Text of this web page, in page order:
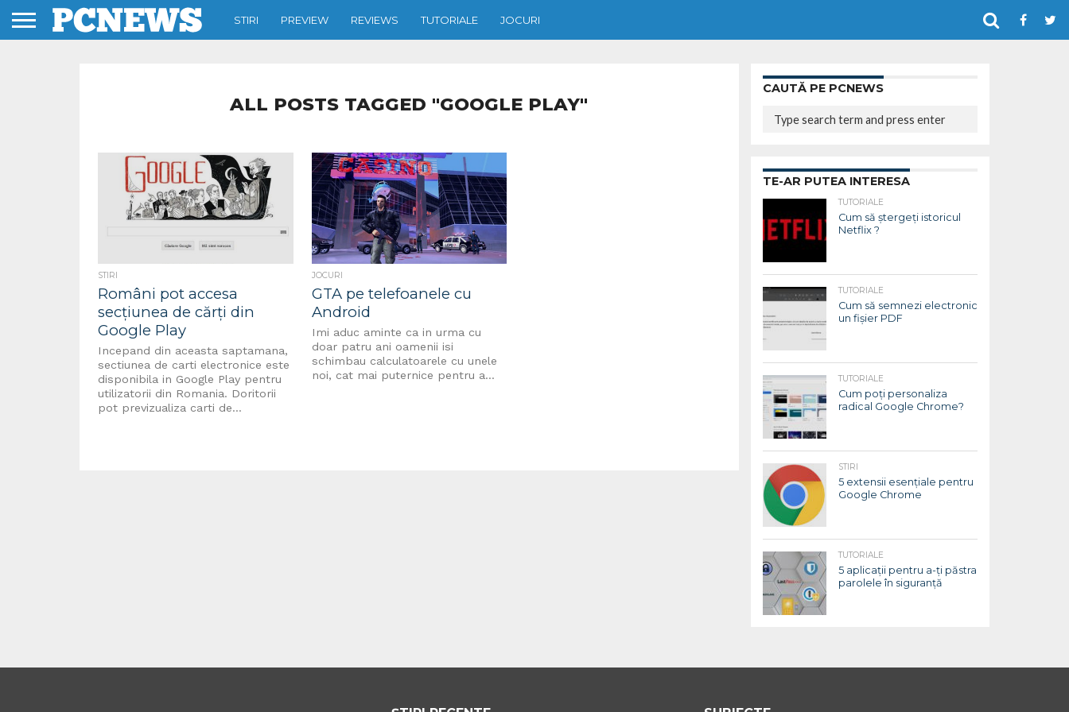
STIRI PREVIEW REVIEWS TUTORIALE JOCURI
ALL POSTS TAGGED "GOOGLE PLAY"
STIRI
Români pot accesa
secțiunea de cărți din
Google Play
Incepand din aceasta saptamana,
sectiunea de carti electronice este
disponibila in Google Play pentru
utilizatorii din Romania. Doritorii
pot previzualiza carti de...
JOCURI
GTA pe telefoanele cu
Android
Imi aduc aminte ca in urma cu
doar patru ani oamenii isi
schimbau calculatoarele cu unele
noi, cat mai puternice pentru a...
CAUTĂ PE PCNEWS
TE-AR PUTEA INTERESA
TUTORIALE
Cum să ștergeți istoricul
Netflix ?
TUTORIALE
Cum să semnezi electronic
un fișier PDF
TUTORIALE
Cum poți personaliza
radical Google Chrome?
STIRI
5 extensii esențiale pentru
Google Chrome
TUTORIALE
5 aplicații pentru a-ți păstra
parolele în siguranță